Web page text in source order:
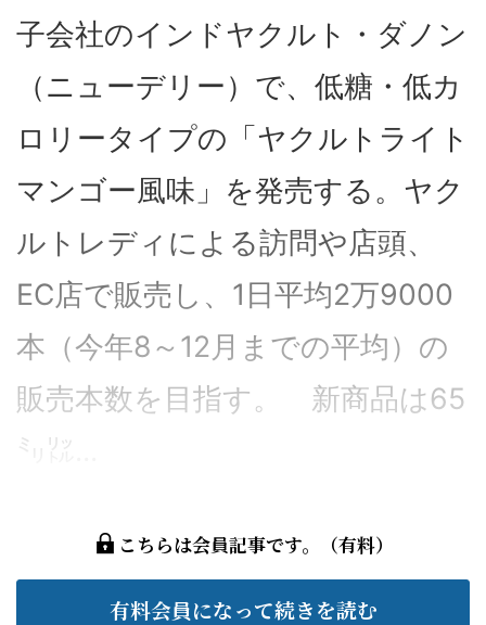
子会社のインドヤクルト・ダノン
（ニューデリー）で、低糖・低カ
ロリータイプの「ヤクルトライト
マンゴー風味」を発売する。ヤク
ルトレディによる訪問や店頭、
EC店で販売し、1日平均2万9000
本（今年8～12月までの平均）の
販売本数を目指す。 新商品は65
㍉㍑...
こちらは会員記事です。（有料）
有料会員になって続きを読む